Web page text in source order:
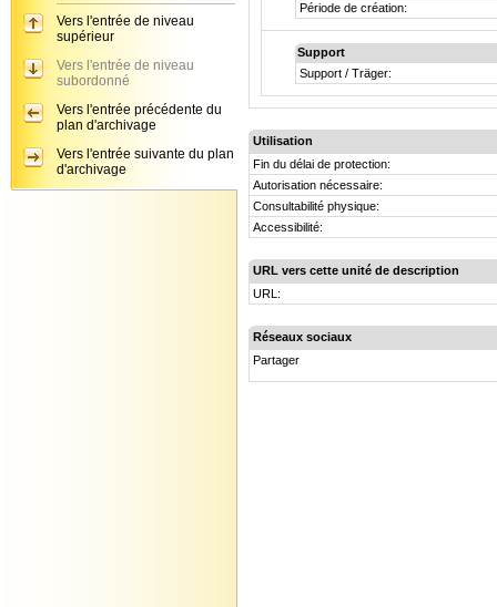
Période de création:
Support
Support / Träger:
Utilisation
Fin du délai de protection:
Autorisation nécessaire:
Consultabilité physique:
Accessibilité:
URL vers cette unité de description
URL:
Réseaux sociaux
Partager
Vers l'entrée de niveau
supérieur
Vers l'entrée de niveau
subordonné
Vers l'entrée précédente du
plan d'archivage
Vers l'entrée suivante du plan
d'archivage